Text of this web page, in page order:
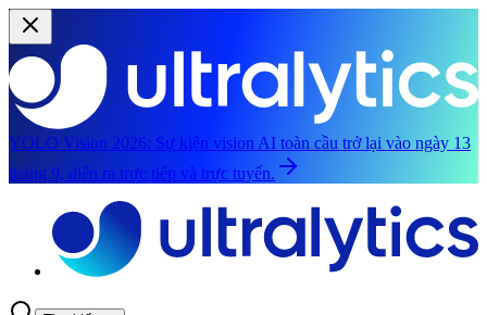
YOLO Vision 2026: Sự kiện vision AI toàn cầu trở lại vào ngày 13
tháng 9, diễn ra trực tiếp và trực tuyến.